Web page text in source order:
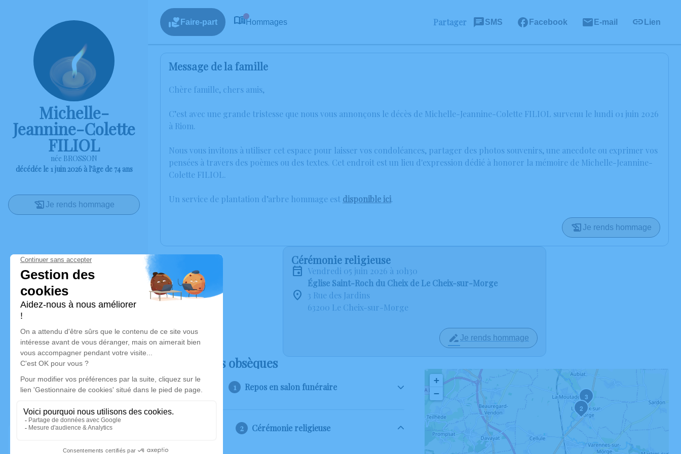
Michelle-
Jeannine-Colette
FILIOL
née BROSSON
décédée le 1 juin 2026 à l'âge de 74 ans
Je rends hommage
Faire-part Hommages Partager SMS Facebook E-mail Lien
Message de la famille
Chère famille, chers amis,
C’est avec une grande tristesse que nous vous annonçons le décès de Michelle-Jeannine-Colette FILIOL survenu le lundi 01 juin 2026
à Riom.
Nous vous invitons à utiliser cet espace pour laisser vos condoléances, partager des photos souvenirs, une anecdote ou exprimer vos
pensées à travers des poèmes ou des textes. Cet endroit est un lieu d'expression dédié à honorer la mémoire de Michelle-Jeannine-
Colette FILIOL.
Un service de plantation d’arbre hommage est disponible ici.
Je rends hommage
Cérémonie religieuse
vendredi 05 juin 2026 à 10h30
Église Saint-Roch du Cheix de Le Cheix-sur-Morge
3 Rue des Jardins
63200 Le Cheix-sur-Morge
Je rends hommage
Déroulé des obsèques
Repos en salon funéraire
Cérémonie religieuse
2
3
+
−